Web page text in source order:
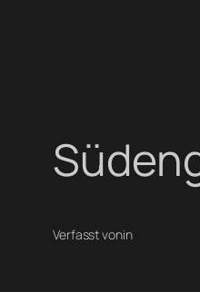
Verfasst vonin